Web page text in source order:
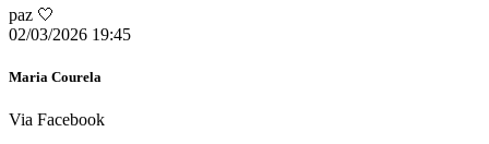
paz 🤍
02/03/2026 19:45
Maria Courela
Via Facebook